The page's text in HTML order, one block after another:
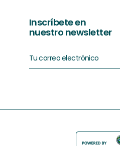
Inscríbete en
nuestro newsletter